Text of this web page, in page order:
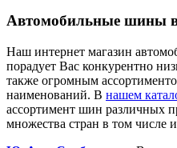
Автомобильные шины
Наш интернет магазин
порадует Вас конкурентно
также огромным
наименований. В нашем
ассортимент шин различных
множества стран в том числе